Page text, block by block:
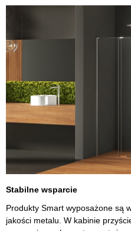
Stabilne wsparcie
Produkty Smart wyposażone są
jakości metalu. W kabinie